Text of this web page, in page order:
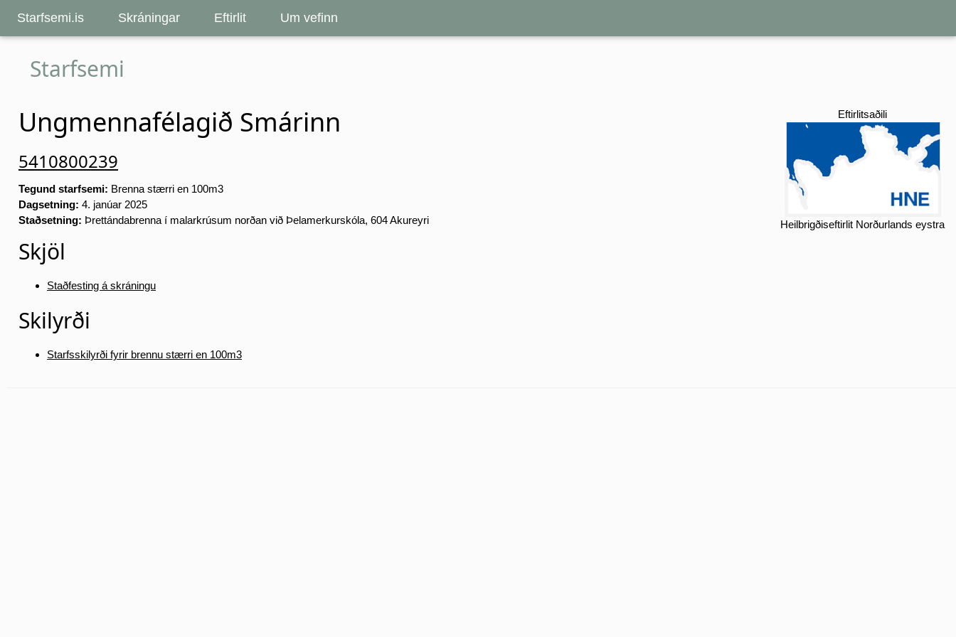
Starfsemi.is Skráningar Eftirlit Um vefinn
Starfsemi
Eftirlitsaðili
Heilbrigðiseftirlit Norðurlands eystra
Ungmennafélagið Smárinn
5410800239
Tegund starfsemi: Brenna stærri en 100m3
Dagsetning: 4. janúar 2025
Staðsetning: Þrettándabrenna í malarkrúsum norðan við Þelamerkurskóla, 604 Akureyri
Skjöl
Staðfesting á skráningu
Skilyrði
Starfsskilyrði fyrir brennu stærri en 100m3